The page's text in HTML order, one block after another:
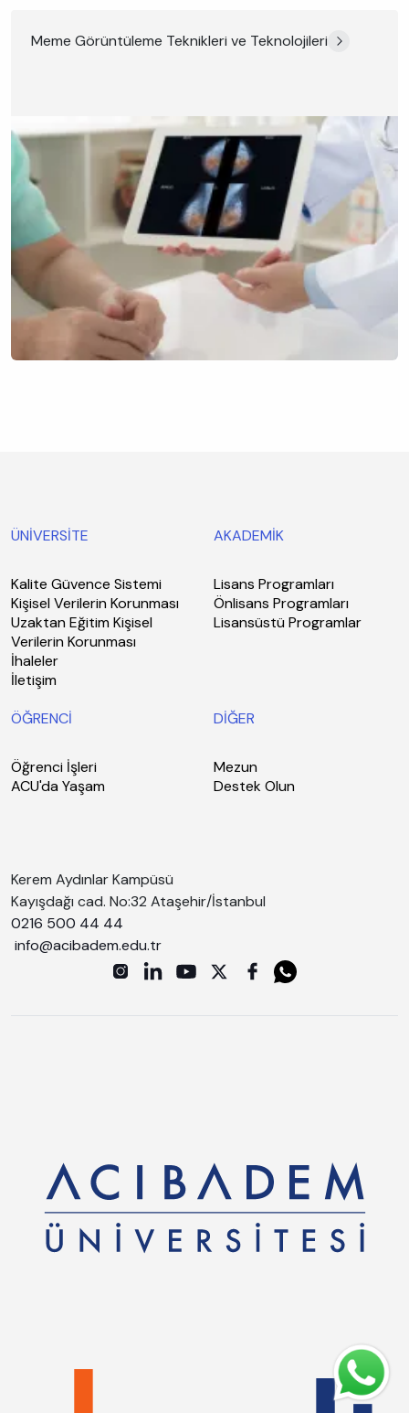
Meme Görüntüleme Teknikleri ve Teknolojileri
ÜNİVERSİTE
Kalite Güvence Sistemi
Kişisel Verilerin Korunması
Uzaktan Eğitim Kişisel
Verilerin Korunması
İhaleler
İletişim
AKADEMİK
Lisans Programları
Önlisans Programları
Lisansüstü Programlar
ÖĞRENCİ
Öğrenci İşleri
ACU'da Yaşam
DİĞER
Mezun
Destek Olun
Kerem Aydınlar Kampüsü
Kayışdağı cad. No:32 Ataşehir/İstanbul
0216 500 44 44
info@acibadem.edu.tr